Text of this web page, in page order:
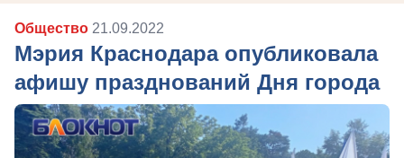
Общество 21.09.2022
Мэрия Краснодара опубликовала
афишу празднований Дня города